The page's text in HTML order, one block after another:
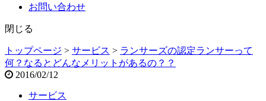
お問い合わせ
閉じる
トップページ > サービス > ランサーズの認定ランサーって
何？なるとどんなメリットがあるの？？
2016/02/12
サービス